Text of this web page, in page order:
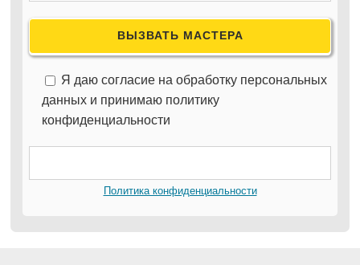
Я даю согласие на обработку персональных
данных и принимаю политику
конфиденциальности
Политика конфиденциальности